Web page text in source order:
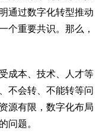
通过数字化转型推动
个重要共识。那么，
成本、技术、人才等
不会转、不能转等问
源有限，数字化布局
问题。